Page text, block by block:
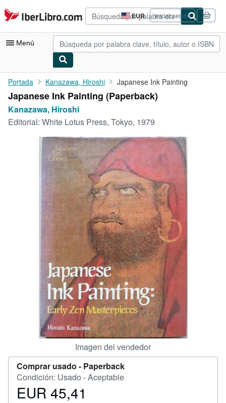
Pasar al contenido principal
IberLibro.com EUR
Preferencias
de
compra
del
Iniciar sesión
Menú
Mi cuenta
Consultar mis pedidos
Búsqueda avanzada
Libros antiguos
Arte y coleccionismo
Vendedores
Comenzar a vender
CERRAR
Portada Kanazawa, Hiroshi Japanese Ink Painting
Japanese Ink Painting (Paperback)
Kanazawa, Hiroshi
Editorial: White Lotus Press, Tokyo, 1979
Imagen del vendedor
Comprar usado - Paperback
Condición: Usado - Aceptable
Precio
EUR 45,41